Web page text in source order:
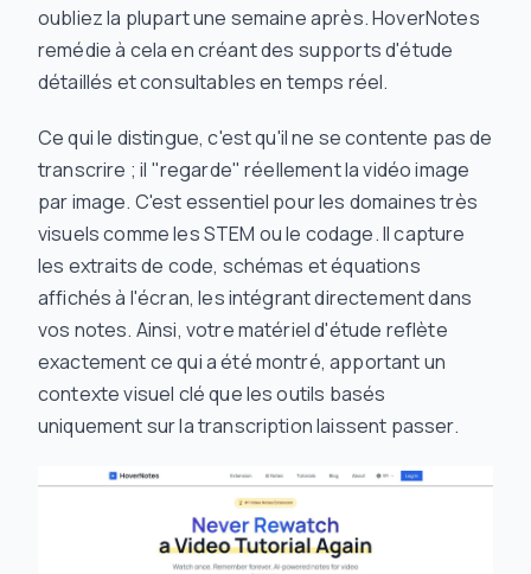
oubliez la plupart une semaine après. HoverNotes
remédie à cela en créant des supports d'étude
détaillés et consultables en temps réel.
Ce qui le distingue, c'est qu'il ne se contente pas de
transcrire ; il "regarde" réellement la vidéo image
par image. C'est essentiel pour les domaines très
visuels comme les STEM ou le codage. Il capture
les extraits de code, schémas et équations
affichés à l'écran, les intégrant directement dans
vos notes. Ainsi, votre matériel d'étude reflète
exactement ce qui a été montré, apportant un
contexte visuel clé que les outils basés
uniquement sur la transcription laissent passer.